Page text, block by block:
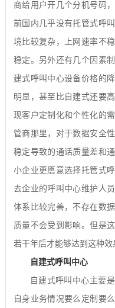
商给用户开几个分机号码
前国内几乎没有托管式呼
境比较复杂，上网速率不
稳定。另外还有几个因素
建式呼叫中心设备价格的
明显，甚至比自建式还要
现客户定制化和个性化的
管商那里，对于数据安全
稳定导致的通话质量差和
小企业更愿意选择托管式
去企业的呼叫中心维护人
体系比较完善，不存在数
质量不会受到影响。但是
若干年后才能够达到这种效
自建式呼叫中心
自建式呼叫中心主要
自身业务情况要么定制要